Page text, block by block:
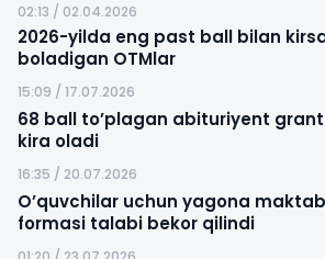
02:13 / 02.04.2026
2026-yilda eng past ball bilan
boladigan OTMlar
15:09 / 17.07.2026
68 ball to’plagan abituriyent
kira oladi
16:35 / 20.07.2026
O’quvchilar uchun yagona maktab
formasi talabi bekor qilindi